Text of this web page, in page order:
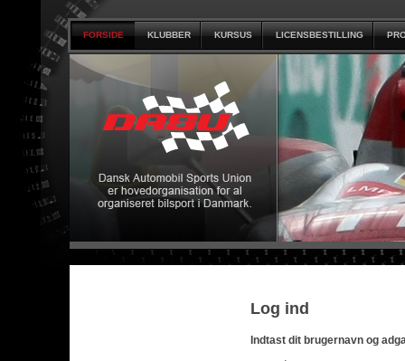
FORSIDE KLUBBER KURSUS LICENSBESTILLING
Log ind
Indtast dit brugernavn og